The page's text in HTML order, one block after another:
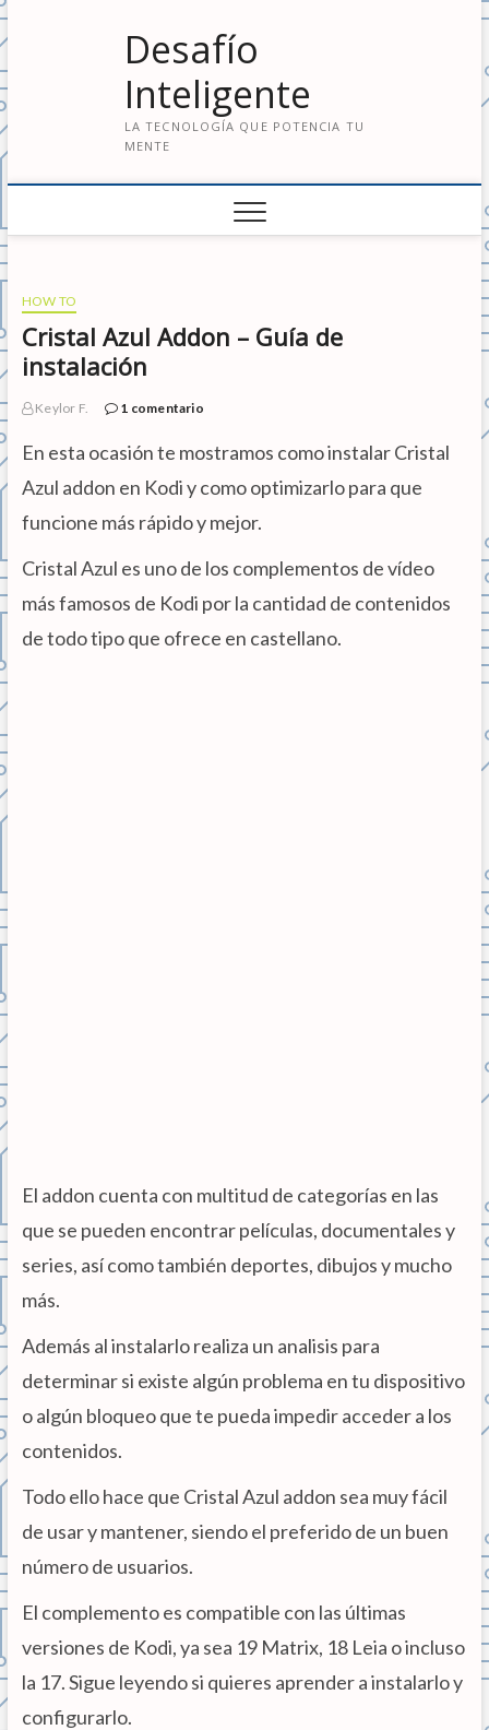
a
t
r
a
l
o
n
t
i
d
Desafío
Inteligente
LA TECNOLOGÍA QUE POTENCIA TU
MENTE
HOW TO
Cristal Azul Addon – Guía de
instalación
Keylor F. 1 comentario
En esta ocasión te mostramos como instalar Cristal
Azul addon en Kodi y como optimizarlo para que
funcione más rápido y mejor.
Cristal Azul es uno de los complementos de vídeo
más famosos de Kodi por la cantidad de contenidos
de todo tipo que ofrece en castellano.
El addon cuenta con multitud de categorías en las
que se pueden encontrar películas, documentales y
series, así como también deportes, dibujos y mucho
más.
Además al instalarlo realiza un analisis para
determinar si existe algún problema en tu dispositivo
o algún bloqueo que te pueda impedir acceder a los
contenidos.
Todo ello hace que Cristal Azul addon sea muy fácil
de usar y mantener, siendo el preferido de un buen
número de usuarios.
El complemento es compatible con las últimas
versiones de Kodi, ya sea 19 Matrix, 18 Leia o incluso
la 17. Sigue leyendo si quieres aprender a instalarlo y
configurarlo.